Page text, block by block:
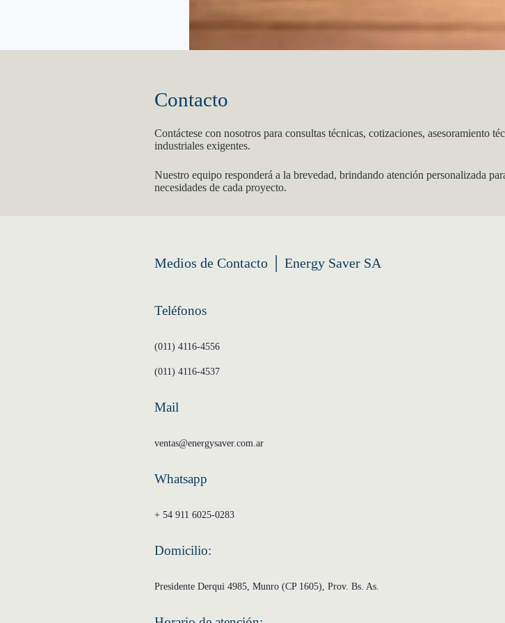
Contacto
Contáctese con nosotros para consultas técnicas, cotizaciones, asesoramiento
industriales exigentes.
Nuestro equipo responderá a la brevedad, brindando atención personalizada
necesidades de cada proyecto.
Medios de Contacto │ Energy Saver SA
Teléfonos
(011) 4116-4556
(011) 4116-4537
Mail
ventas@energysaver.com.ar
Whatsapp
+ 54 911 6025-0283
Domicilio:
Presidente Derqui 4985, Munro (CP 1605), Prov. Bs. As.